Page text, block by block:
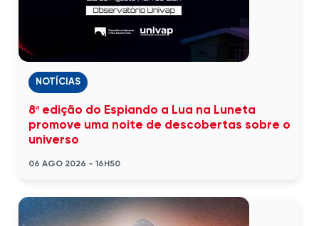
NOTÍCIAS
8ª edição do Espiando a Lua na Luneta
promove uma noite de descobertas sobre o
universo
06 AGO 2026 - 16H50